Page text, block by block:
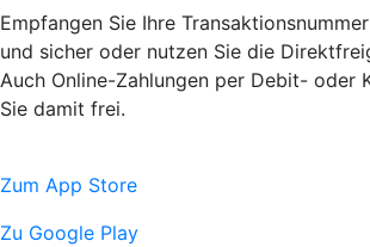
Empfangen Sie Ihre
und sicher oder nutzen Sie die
Auch Online-Zahlungen per Debit- oder
Sie damit frei.
Zum App Store
Zu Google Play